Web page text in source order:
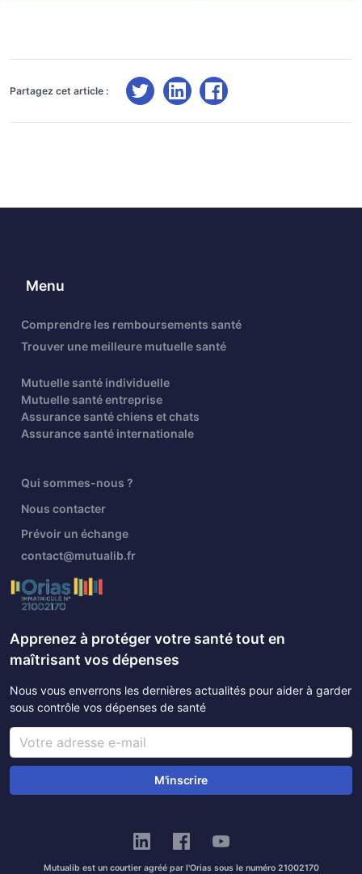
Partagez cet article :
Menu
Comprendre les remboursements santé
Trouver une meilleure mutuelle santé
Mutuelle santé individuelle
Mutuelle santé entreprise
Assurance santé chiens et chats
Assurance santé internationale
Qui sommes-nous ?
Nous contacter
Prévoir un échange
contact@mutualib.fr
Apprenez à protéger votre santé tout en
maîtrisant vos dépenses
Nous vous enverrons les dernières actualités pour aider à garder
sous contrôle vos dépenses de santé
M'inscrire
Mutualib est un courtier agréé par l'Orias sous le numéro 21002170